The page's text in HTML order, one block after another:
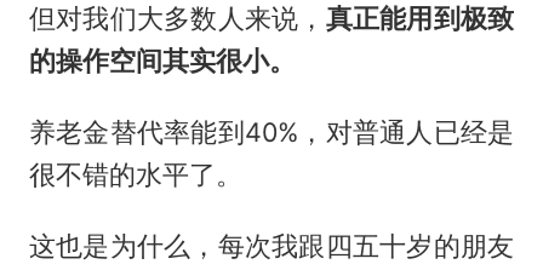
但对我们大多数人来说， 真正能用到极致
的操作空间其实很小。
养老金替代率能到40%，对普通人已经是
很不错的水平了。
这也是为什么，每次我跟四五十岁的朋友